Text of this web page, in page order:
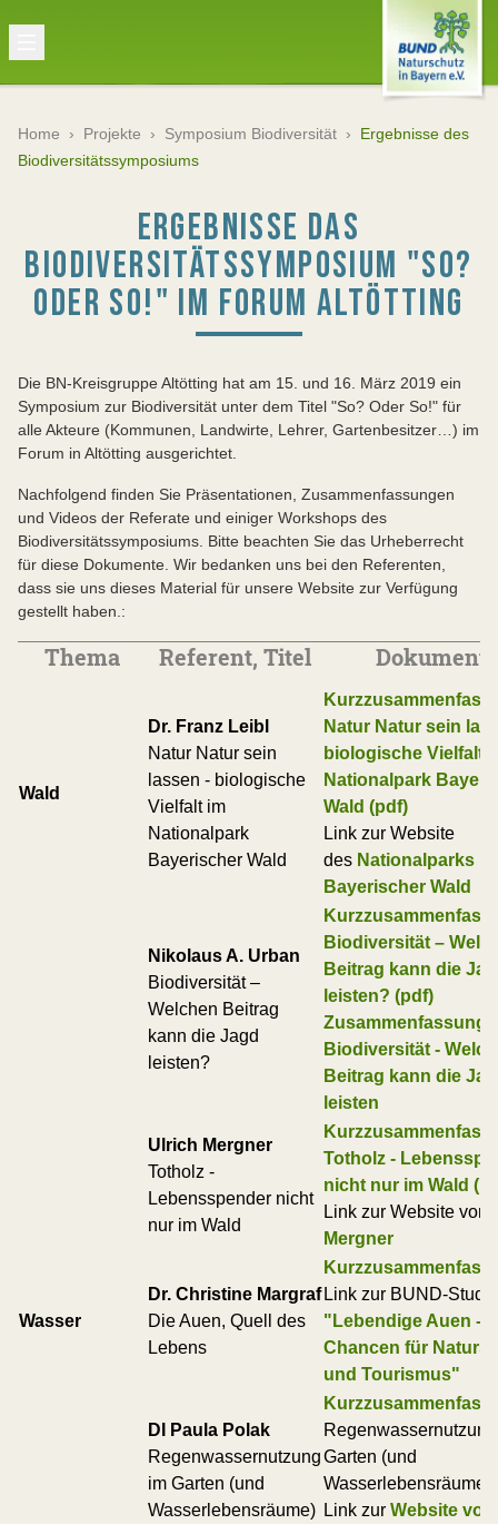
Home › Projekte › Symposium Biodiversität › Ergebnisse des
Biodiversitätssymposiums
ERGEBNISSE DAS
BIODIVERSITÄTSSYMPOSIUM "SO?
ODER SO!" IM FORUM ALTÖTTING
Die BN-Kreisgruppe Altötting hat am 15. und 16. März 2019 ein
Symposium zur Biodiversität unter dem Titel "So? Oder So!" für
alle Akteure (Kommunen, Landwirte, Lehrer, Gartenbesitzer…) im
Forum in Altötting ausgerichtet.
Nachfolgend finden Sie Präsentationen, Zusammenfassungen
und Videos der Referate und einiger Workshops des
Biodiversitätssymposiums. Bitte beachten Sie das Urheberrecht
für diese Dokumente. Wir bedanken uns bei den Referenten,
dass sie uns dieses Material für unsere Website zur Verfügung
gestellt haben.:
Thema Referent, Titel Dokumente
Wald
Dr. Franz Leibl
Natur Natur sein
lassen - biologische
Vielfalt im
Nationalpark
Bayerischer Wald
Natur Natur sein
biologische Vielfalt
Nationalpark
Wald (pdf)
Link zur Website
des Nationalparks
Bayerischer Wald
Nikolaus A. Urban
Biodiversität –
Welchen Beitrag
kann die Jagd
leisten?
Biodiversität –
Beitrag kann die
leisten? (pdf)
Zusammenfassung:
Biodiversität -
Beitrag kann die
leisten
Ulrich Mergner
Totholz -
Lebensspender nicht
nur im Wald
Totholz -
nicht nur im Wald
Link zur Website von
Mergner
Wasser
Dr. Christine Margraf
Die Auen, Quell des
Lebens
Link zur BUND-Studie
"Lebendige Auen -
Chancen für
und Tourismus"
DI Paula Polak
Regenwassernutzung
im Garten (und
Wasserlebensräume)
Garten (und
Wasserlebensräume)
Link zur Website von